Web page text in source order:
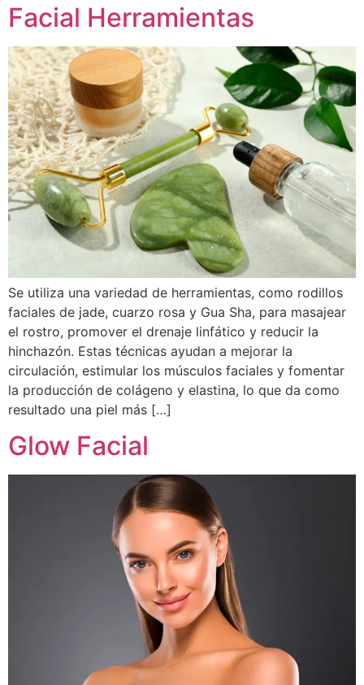
Facial Herramientas
Se utiliza una variedad de herramientas, como rodillos
faciales de jade, cuarzo rosa y Gua Sha, para masajear
el rostro, promover el drenaje linfático y reducir la
hinchazón. Estas técnicas ayudan a mejorar la
circulación, estimular los músculos faciales y fomentar
la producción de colágeno y elastina, lo que da como
resultado una piel más […]
Glow Facial